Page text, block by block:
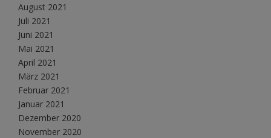
August 2021
Juli 2021
Juni 2021
Mai 2021
April 2021
März 2021
Februar 2021
Januar 2021
Dezember 2020
November 2020